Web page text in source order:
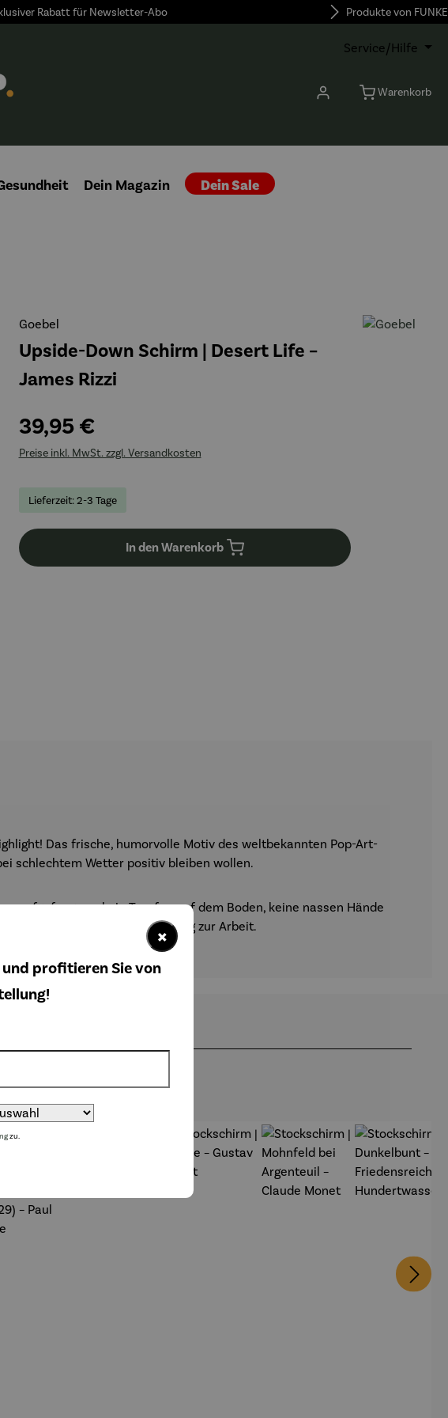
Rabatt für Newsletter-Abo Produkte von FUNKE
Service/Hilfe
Warenkorb
Dein Magazin Dein Sale
Goebel
Upside-Down Schirm | Desert Life –
James Rizzi
39,95 €
Preise inkl. MwSt. zzgl. Versandkosten
Lieferzeit: 2-3 Tage
In den Warenkorb
Das frische, humorvolle Motiv des weltbekannten Pop-Art-
schlechtem Wetter positiv bleiben wollen.
aufgefangen – kein Tropfen auf dem Boden, keine nassen Hände
im Büro oder auf dem Weg zur Arbeit.
×
profitieren Sie von
zu.